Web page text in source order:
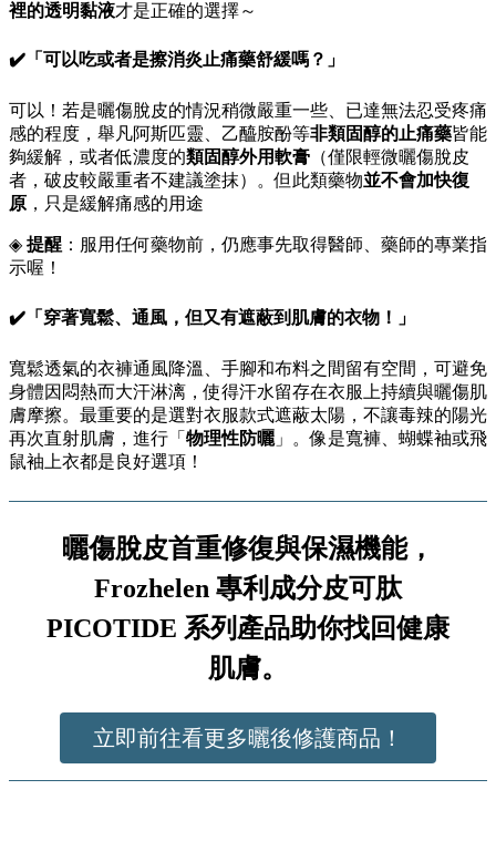
裡的透明黏液才是正確的選擇～
✔️「可以吃或者是擦消炎止痛藥舒緩嗎？」
可以！若是曬傷脫皮的情況稍微嚴重一些、已達無法忍受疼痛
感的程度，舉凡阿斯匹靈、乙醯胺酚等非類固醇的止痛藥皆能
夠緩解，或者低濃度的類固醇外用軟膏 （僅限輕微曬傷脫皮
者，破皮較嚴重者不建議塗抹）。但此類藥物並不會加快復
原 ，只是緩解痛感的用途
◈ 提醒 ：服用任何藥物前，仍應事先取得醫師、藥師的專業指
示喔！
✔️「穿著寬鬆、通風，但又有遮蔽到肌膚的衣物！」
寬鬆透氣的衣褲通風降溫、手腳和布料之間留有空間，可避免
身體因悶熱而大汗淋漓，使得汗水留存在衣服上持續與曬傷肌
膚摩擦。最重要的是選對衣服款式遮蔽太陽，不讓毒辣的陽光
再次直射肌膚，進行「 物理性防曬 」。像是寬褲、蝴蝶袖或飛
鼠袖上衣都是良好選項！
曬傷脫皮首重修復與保濕機能，
Frozhelen 專利成分皮可肽
PICOTIDE 系列產品助你找回健康
肌膚。
立即前往看更多曬後修護商品！